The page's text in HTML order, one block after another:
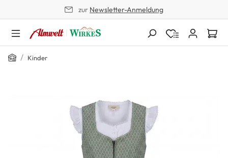
zur Newsletter-Anmeldung
Home
/ Kinder